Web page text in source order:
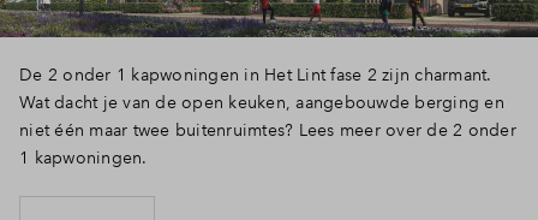
De 2 onder 1 kapwoningen in Het Lint fase 2 zijn charmant.
Wat dacht je van de open keuken, aangebouwde berging en
niet één maar twee buitenruimtes? Lees meer over de 2 onder
1 kapwoningen.